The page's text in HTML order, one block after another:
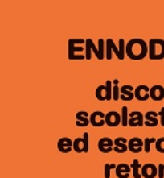
AGGIUNGI AL CARRELLO